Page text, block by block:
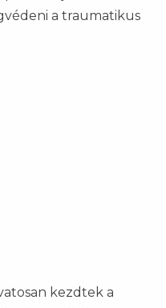
a traumatikus
kezdtek a